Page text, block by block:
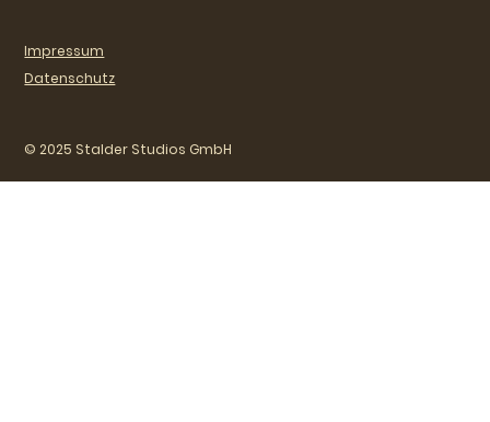
Impressum
Datenschutz
© 2025 Stalder Studios GmbH